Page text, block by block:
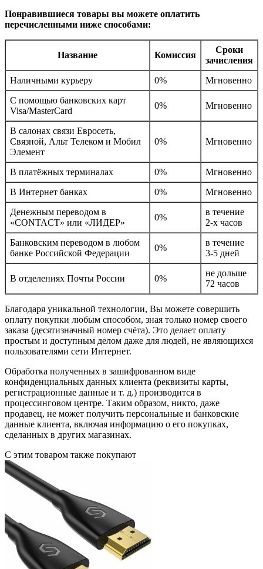
Понравившиеся товары вы можете оплатить
перечисленными ниже способами:
Название Комиссия
Сроки
зачисления
Наличными курьеру
0%
Мгновенно
С помощью банковских карт
Visa/MasterCard
0% Мгновенно
В салонах связи Евросеть,
Связной, Альт Телеком и Мобил
Элемент
0% Мгновенно
В платёжных терминалах 0%
Мгновенно
В Интернет банках
0%
Мгновенно
Денежным переводом в
«CONTACT» или «ЛИДЕР»
0%
в течение
2-х часов
Банковским переводом в любом
банке Российской Федерации
0%
в течение
3-5 дней
В отделениях Почты России 0%
не дольше
72 часов
Благодаря уникальной технологии, Вы можете совершить
оплату покупки любым способом, зная только номер своего
заказа (десятизначный номер счёта). Это делает оплату
простым и доступным делом даже для людей, не являющихся
пользователями сети Интернет.
Обработка полученных в зашифрованном виде
конфиденциальных данных клиента (реквизиты карты,
регистрационные данные и т. д.) производится в
процессинговом центре. Таким образом, никто, даже
продавец, не может получить персональные и банковские
данные клиента, включая информацию о его покупках,
сделанных в других магазинах.
С этим товаром также покупают